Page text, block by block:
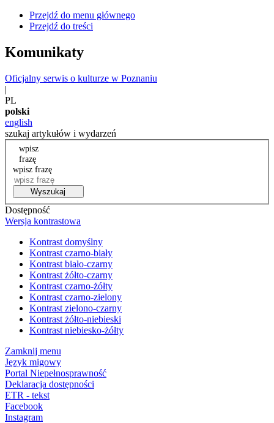
Przejdź do menu głównego
Przejdź do treści
Komunikaty
Oficjalny serwis o kulturze w Poznaniu
|
PL
polski
english
szukaj artykułów i wydarzeń
wpisz
frazę
wpisz frazę
Wyszukaj
Dostępność
Wersja kontrastowa
Kontrast domyślny
Kontrast czarno-biały
Kontrast biało-czarny
Kontrast żółto-czarny
Kontrast czarno-żółty
Kontrast czarno-zielony
Kontrast zielono-czarny
Kontrast żółto-niebieski
Kontrast niebiesko-żółty
Zamknij menu
Język migowy
Portal Niepełnosprawność
Deklaracja dostępności
ETR - tekst
Facebook
Instagram